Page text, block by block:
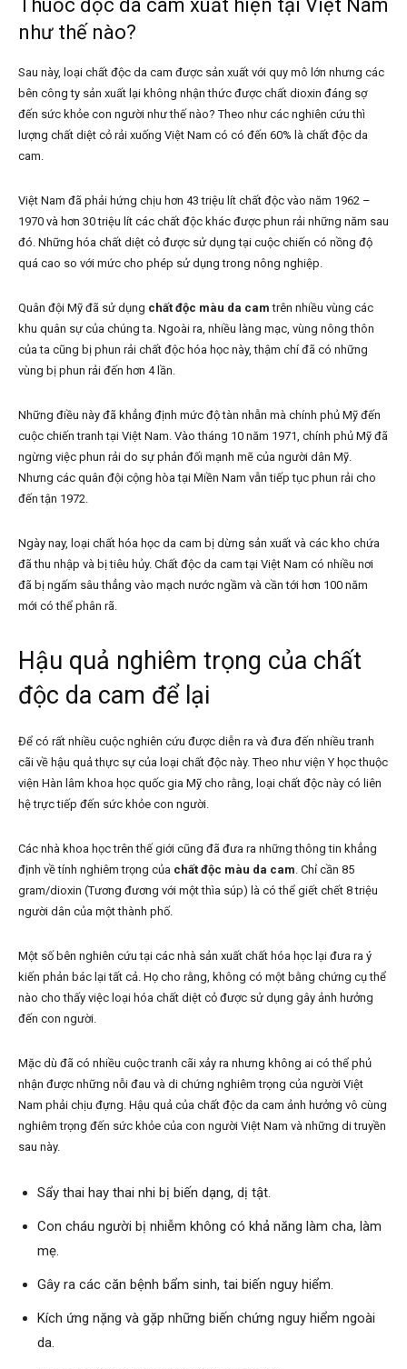
Thuốc độc da cam xuất hiện tại Việt Nam
như thế nào?
Sau này, loại chất độc da cam được sản xuất với quy mô lớn nhưng các
bên công ty sản xuất lại không nhận thức được chất dioxin đáng sợ
đến sức khỏe con người như thế nào? Theo như các nghiên cứu thì
lượng chất diệt cỏ rải xuống Việt Nam có có đến 60% là chất độc da
cam.
Việt Nam đã phải hứng chịu hơn 43 triệu lít chất độc vào năm 1962 –
1970 và hơn 30 triệu lít các chất độc khác được phun rải những năm sau
đó. Những hóa chất diệt cỏ được sử dụng tại cuộc chiến có nồng độ
quá cao so với mức cho phép sử dụng trong nông nghiệp.
Quân đội Mỹ đã sử dụng chất độc màu da cam trên nhiều vùng các
khu quân sự của chúng ta. Ngoài ra, nhiều làng mạc, vùng nông thôn
của ta cũng bị phun rải chất độc hóa học này, thậm chí đã có những
vùng bị phun rải đến hơn 4 lần.
Những điều này đã khẳng định mức độ tàn nhẫn mà chính phủ Mỹ đến
cuộc chiến tranh tại Việt Nam. Vào tháng 10 năm 1971, chính phủ Mỹ đã
ngừng việc phun rải do sự phản đối mạnh mẽ của người dân Mỹ.
Nhưng các quân đội cộng hòa tại Miền Nam vẫn tiếp tục phun rải cho
đến tận 1972.
Ngày nay, loại chất hóa học da cam bị dừng sản xuất và các kho chứa
đã thu nhập và bị tiêu hủy. Chất độc da cam tại Việt Nam có nhiều nơi
đã bị ngấm sâu thẳng vào mạch nước ngầm và cần tới hơn 100 năm
mới có thể phân rã.
Hậu quả nghiêm trọng của chất
độc da cam để lại
Để có rất nhiều cuộc nghiên cứu được diễn ra và đưa đến nhiều tranh
cãi về hậu quả thực sự của loại chất độc này. Theo như viện Y học thuộc
viện Hàn lâm khoa học quốc gia Mỹ cho rằng, loại chất độc này có liên
hệ trực tiếp đến sức khỏe con người.
Các nhà khoa học trên thế giới cũng đã đưa ra những thông tin khẳng
định về tính nghiêm trọng của chất độc màu da cam. Chỉ cần 85
gram/dioxin (Tương đương với một thìa súp) là có thể giết chết 8 triệu
người dân của một thành phố.
Một số bên nghiên cứu tại các nhà sản xuất chất hóa học lại đưa ra ý
kiến phản bác lại tất cả. Họ cho rằng, không có một bằng chứng cụ thể
nào cho thấy việc loại hóa chất diệt cỏ được sử dụng gây ảnh hưởng
đến con người.
Mặc dù đã có nhiều cuộc tranh cãi xảy ra nhưng không ai có thể phủ
nhận được những nỗi đau và di chứng nghiêm trọng của người Việt
Nam phải chịu đựng. Hậu quả của chất độc da cam ảnh hưởng vô cùng
nghiêm trọng đến sức khỏe của con người Việt Nam và những di truyền
sau này.
Sẩy thai hay thai nhi bị biến dạng, dị tật.
Con cháu người bị nhiễm không có khả năng làm cha, làm
mẹ.
Gây ra các căn bệnh bẩm sinh, tai biến nguy hiểm.
Kích ứng nặng và gặp những biến chứng nguy hiểm ngoài
da.